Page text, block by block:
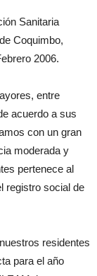
Sanitaria
Coquimbo,
2006.
entre
acuerdo a sus
con un gran
moderada y
pertenece al
registro social de
residentes
para el año